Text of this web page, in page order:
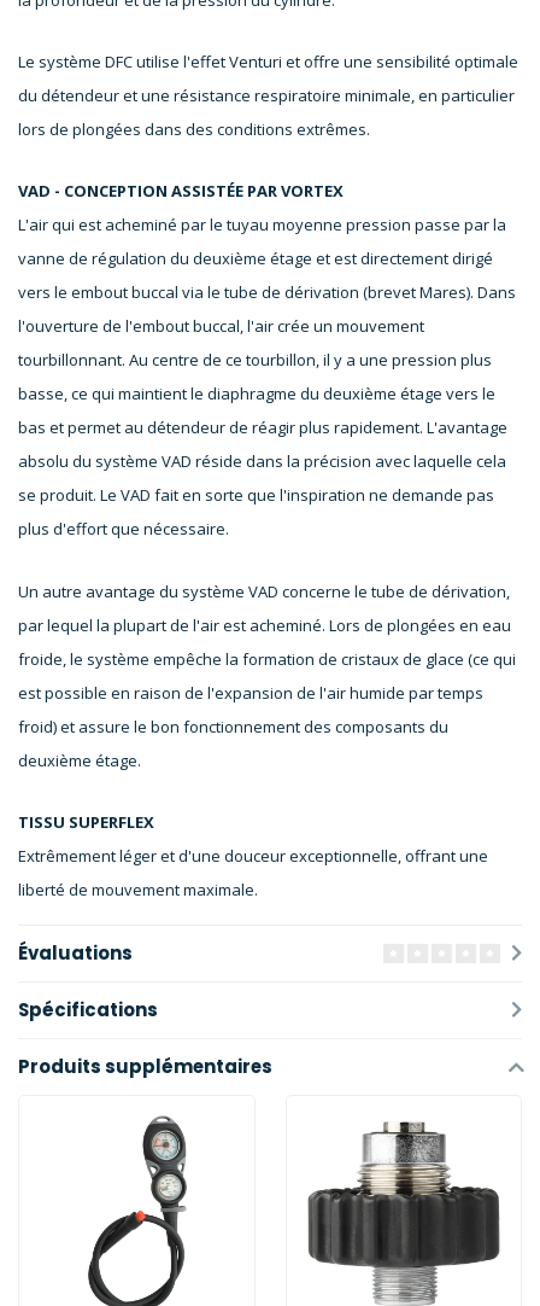
Le système DFC utilise l'effet Venturi et offre une sensibilité optimale
du détendeur et une résistance respiratoire minimale, en particulier
lors de plongées dans des conditions extrêmes.
VAD - CONCEPTION ASSISTÉE PAR VORTEX
L'air qui est acheminé par le tuyau moyenne pression passe par la
vanne de régulation du deuxième étage et est directement dirigé
vers le embout buccal via le tube de dérivation (brevet Mares). Dans
l'ouverture de l'embout buccal, l'air crée un mouvement
tourbillonnant. Au centre de ce tourbillon, il y a une pression plus
basse, ce qui maintient le diaphragme du deuxième étage vers le
bas et permet au détendeur de réagir plus rapidement. L'avantage
absolu du système VAD réside dans la précision avec laquelle cela
se produit. Le VAD fait en sorte que l'inspiration ne demande pas
plus d'effort que nécessaire.
Un autre avantage du système VAD concerne le tube de dérivation,
par lequel la plupart de l'air est acheminé. Lors de plongées en eau
froide, le système empêche la formation de cristaux de glace (ce qui
est possible en raison de l'expansion de l'air humide par temps
froid) et assure le bon fonctionnement des composants du
deuxième étage.
TISSU SUPERFLEX
Extrêmement léger et d'une douceur exceptionnelle, offrant une
liberté de mouvement maximale.
Évaluations
Spécifications
Produits supplémentaires